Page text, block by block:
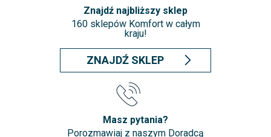
Znajdź najbliższy sklep
160 sklepów Komfort w całym
kraju!
ZNAJDŹ SKLEP
Masz pytania?
Porozmawiaj z naszym Doradcą